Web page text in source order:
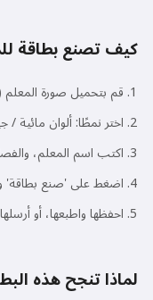
كيف تصنع بطاقة
قم بتحميل صورة
اختر نمطًا: ألوان مائية
اكتب اسم المعلم،
اضغط على 'صنع بطاقة' وانتظر
احفظها واطبعها، أو
لماذا تنجح هذه